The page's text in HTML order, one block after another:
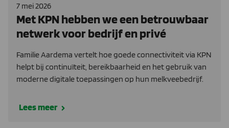
7 mei 2026
Met KPN hebben we een betrouwbaar
netwerk voor bedrijf en privé
Familie Aardema vertelt hoe goede connectiviteit via KPN
helpt bij continuïteit, bereikbaarheid en het gebruik van
moderne digitale toepassingen op hun melkveebedrijf.
Lees meer